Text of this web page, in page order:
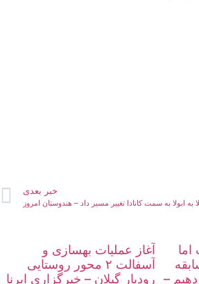
خبر بعدی
ابولا به سمت کانادا تغییر مسیر داد – هندوستان امروز
دهیم –
آغاز عملیات بهسازی و
آسفالت ۲ محور روستایی
رودبار گیلان – خبرگزاری ایرنا